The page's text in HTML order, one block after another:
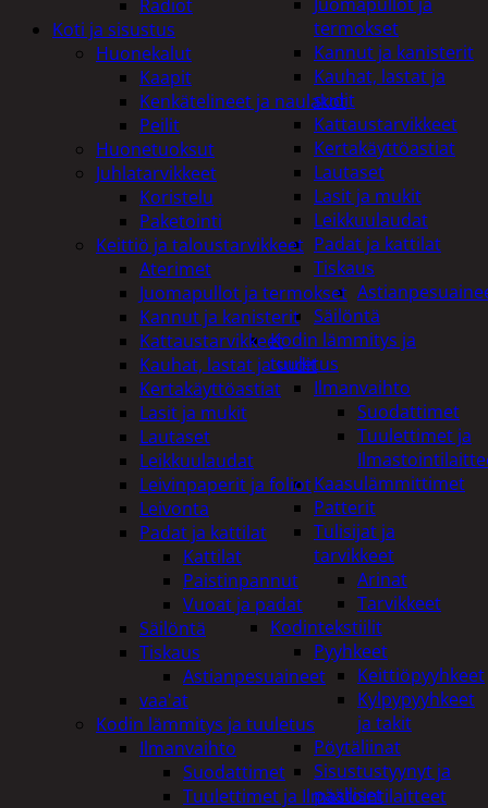
termokset
Kannut ja kanisterit
Kauhat, lastat ja
sudit
Kattaustarvikkeet
Kertakäyttöastiat
Lautaset
Lasit ja mukit
Leikkuulaudat
Padat ja kattilat
Tiskaus
Säilöntä
Kodin lämmitys ja
tuuletus
Ilmanvaihto
Suodattimet
Tuulettimet ja
Kaasulämmittimet
Patterit
Tulisijat ja
tarvikkeet
Arinat
Tarvikkeet
Kodintekstiilit
Pyyhkeet
Keittiöpyyhkeet
Kylpypyyhkeet
ja takit
Pöytäliinat
Sisustustyynyt ja
päälliset
Radiot
Koti ja sisustus
Huonekalut
Kaapit
Kenkätelineet ja naulakot
Peilit
Huonetuoksut
Juhlatarvikkeet
Koristelu
Paketointi
Keittiö ja taloustarvikkeet
Aterimet
Juomapullot ja termokset
Kannut ja kanisterit
Kattaustarvikkeet
Kauhat, lastat ja sudit
Kertakäyttöastiat
Lasit ja mukit
Lautaset
Leikkuulaudat
Leivinpaperit ja foliot
Leivonta
Padat ja kattilat
Kattilat
Paistinpannut
Vuoat ja padat
Säilöntä
Tiskaus
Astianpesuaineet
vaa'at
Kodin lämmitys ja tuuletus
Ilmanvaihto
Suodattimet
Tuulettimet ja Ilmastointilaitteet